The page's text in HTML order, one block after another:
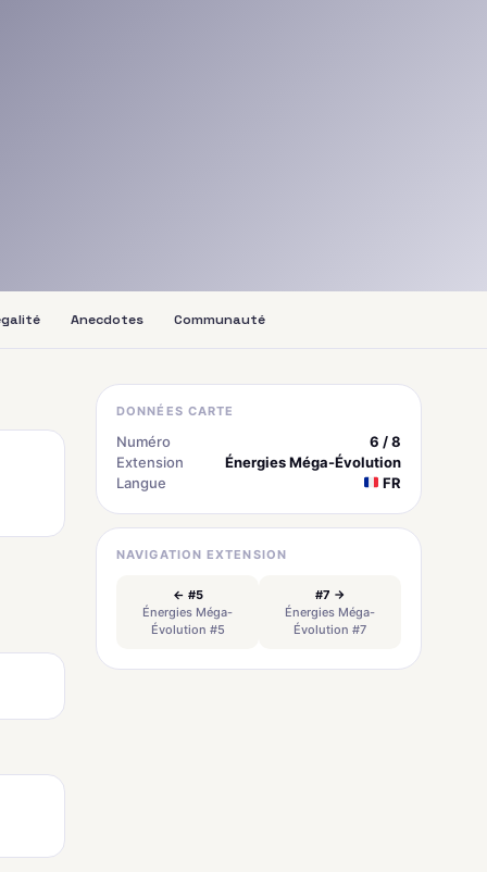
Anecdotes Communauté
DONNÉES CARTE
Numéro
6 / 8
Extension
Énergies Méga-Évolution
Langue
FR
NAVIGATION EXTENSION
← #5
Énergies Méga-
Évolution #5
#7 →
Énergies Méga-
Évolution #7